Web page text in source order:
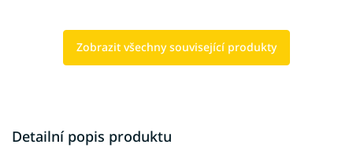
Zobrazit všechny související produkty
Detailní popis produktu